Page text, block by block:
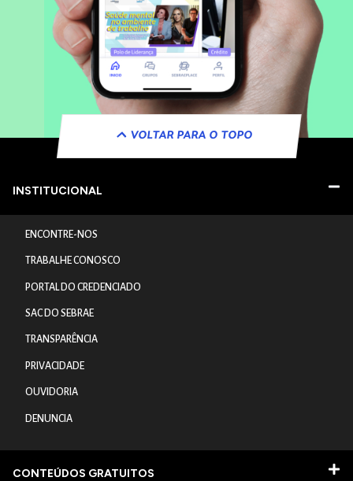
VOLTAR PARA O TOPO
INSTITUCIONAL
ENCONTRE-NOS
TRABALHE CONOSCO
PORTAL DO CREDENCIADO
SAC DO SEBRAE
TRANSPARÊNCIA
PRIVACIDADE
OUVIDORIA
DENUNCIA
CONTEÚDOS GRATUITOS